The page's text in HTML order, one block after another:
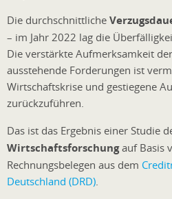
Die durchschnittliche
– im Jahr 2022 lag die
Die verstärkte Aufmerksamkeit
ausstehende Forderungen ist
Wirtschaftskrise und gestiegene
zurückzuführen.
Das ist das Ergebnis einer Studie
Wirtschaftsforschungauf Basis
Rechnungsbelegen aus dem
Deutschland (DRD)